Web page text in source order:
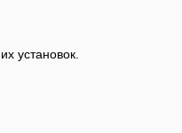
установок.